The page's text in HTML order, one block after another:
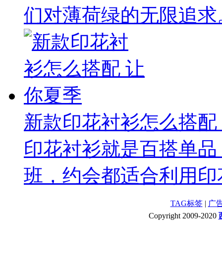
们对薄荷绿的无限追
新款印花衬衫怎么搭
印花衬衫就是百搭单
班，约会都适合利用
TAG标签 | 广
Copyright 2009-2020